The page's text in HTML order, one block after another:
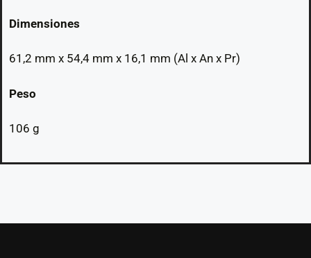
Dimensiones
61,2 mm x 54,4 mm x 16,1 mm (Al x An x Pr)
Peso
106 g